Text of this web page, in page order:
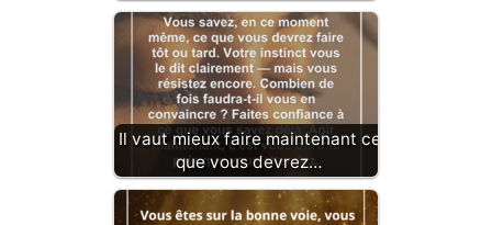
Il vaut mieux faire maintenant ce
que vous devrez…